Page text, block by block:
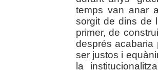
temps van anar
sorgit de dins de
primer, de
després acabaria
ser justos i
la